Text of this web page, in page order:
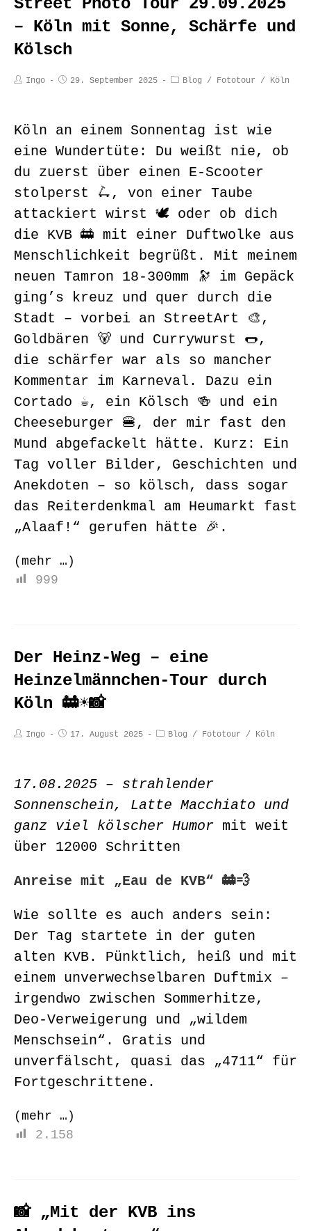
Street Photo Tour 29.09.2025
– Köln mit Sonne, Schärfe und
Kölsch
Ingo 29. September 2025 Blog / Fototour / Köln
Köln an einem Sonnentag ist wie
eine Wundertüte: Du weißt nie, ob
du zuerst über einen E-Scooter
stolperst 🛴, von einer Taube
attackiert wirst 🕊️ oder ob dich
die KVB 🚋 mit einer Duftwolke aus
Menschlichkeit begrüßt. Mit meinem
neuen Tamron 18-300mm 🔭 im Gepäck
ging’s kreuz und quer durch die
Stadt – vorbei an StreetArt 🎨,
Goldbären 🐻 und Currywurst 🌭,
die schärfer war als so mancher
Kommentar im Karneval. Dazu ein
Cortado ☕, ein Kölsch 🍻 und ein
Cheeseburger 🍔, der mir fast den
Mund abgefackelt hätte. Kurz: Ein
Tag voller Bilder, Geschichten und
Anekdoten – so kölsch, dass sogar
das Reiterdenkmal am Heumarkt fast
„Alaaf!“ gerufen hätte 🎉.
(mehr …)
999
Der Heinz-Weg – eine
Heinzelmännchen-Tour durch
Köln 🚋☀️📸
Ingo 17. August 2025 Blog / Fototour / Köln
17.08.2025 – strahlender
Sonnenschein, Latte Macchiato und
ganz viel kölscher Humor mit weit
über 12000 Schritten
Anreise mit „Eau de KVB“ 🚋💨
Wie sollte es auch anders sein:
Der Tag startete in der guten
alten KVB. Pünktlich, heiß und mit
einem unverwechselbaren Duftmix –
irgendwo zwischen Sommerhitze,
Deo-Verweigerung und „wildem
Menschsein“. Gratis und
unverfälscht, quasi das „4711“ für
Fortgeschrittene.
(mehr …)
2.158
📸 „Mit der KVB ins